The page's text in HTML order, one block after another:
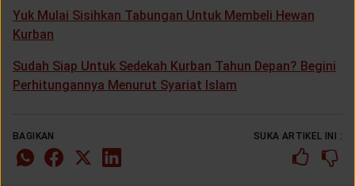
Yuk Mulai Sisihkan Tabungan Untuk Membeli Hewan
Kurban
Sudah Siap Untuk Sedekah Kurban Tahun Depan? Begini
Perhitungannya Menurut Syariat Islam
BAGIKAN SUKA ARTIKEL INI :